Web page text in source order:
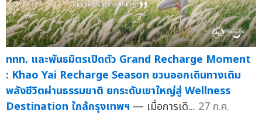
ททท. และพันธมิตรเปิดตัว Grand Recharge Moment
: Khao Yai Recharge Season ชวนออกเดินทางเติม
พลังชีวิตผ่านธรรมชาติ ยกระดับเขาใหญ่สู่ Wellness
Destination ใกล้กรุงเทพฯ — เมื่อการเดิ... 27 ก.ค.